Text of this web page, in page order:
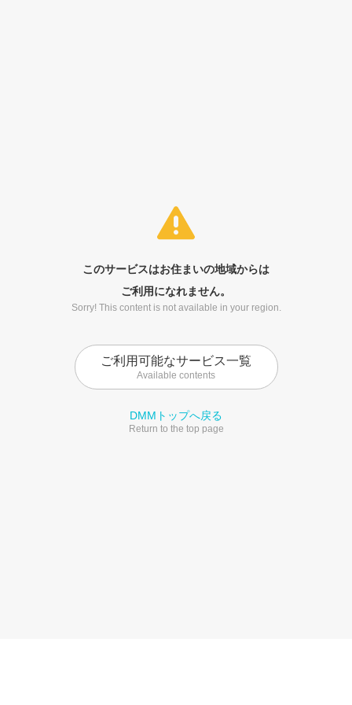
このサービスはお住まいの地域からは
ご利用になれません。
Sorry! This content is not available in your region.
ご利用可能なサービス一覧
Available contents
DMMトップへ戻る
Return to the top page